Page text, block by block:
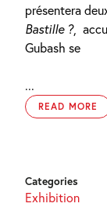
présentera
Bastille ?,
Gubash se
...
READ MORE
Categories
Exhibition